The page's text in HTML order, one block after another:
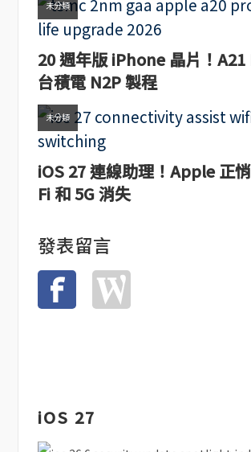
未分類
20 週年版 iPhone 晶片！
台積電 N2P 製程
未分類
iOS 27 連線助理！Apple 正
Fi 和 5G 消失
發表留言
iOS 27